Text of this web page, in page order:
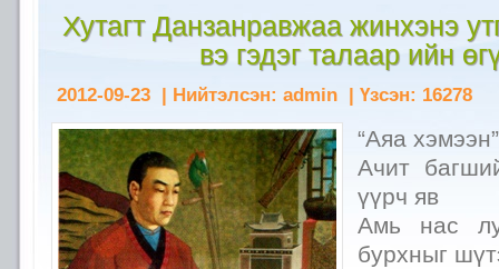
Хутагт Данзанравжаа жинхэнэ
вэ гэдэг талаар ийн
2012-09-23 | Нийтэлсэн: admin | Үзсэн: 16278
“Аяа хэмээн”
Ачит
үүрч яв
Амь нас
бурхныг